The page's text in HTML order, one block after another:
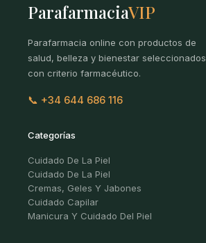
ParafarmaciaVIP
Parafarmacia online con productos de
salud, belleza y bienestar seleccionados
con criterio farmacéutico.
📞 +34 644 686 116
Categorías
Cuidado De La Piel
Cuidado De La Piel
Cremas, Geles Y Jabones
Cuidado Capilar
Manicura Y Cuidado Del Piel